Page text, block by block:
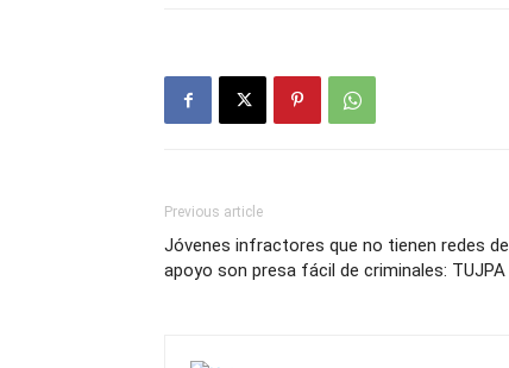
Previous article
Jóvenes infractores que no tienen redes de
apoyo son presa fácil de criminales: TUJPA